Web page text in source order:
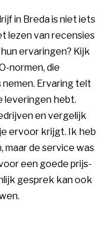
in Breda is niet iets
lezen van recensies
ervaringen? Kijk
normen, die
Ervaring telt
leveringen hebt.
en vergelijk
ervoor krijgt. Ik heb
de service was
een goede prijs-
gesprek kan ook